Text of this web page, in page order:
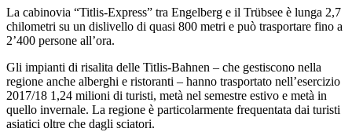
La cabinovia “Titlis-Express” tra Engelberg e il Trübsee è lunga 2,7
chilometri su un dislivello di quasi 800 metri e può trasportare fino a
2’400 persone all’ora.
Gli impianti di risalita delle Titlis-Bahnen – che gestiscono nella
regione anche alberghi e ristoranti – hanno trasportato nell’esercizio
2017/18 1,24 milioni di turisti, metà nel semestre estivo e metà in
quello invernale. La regione è particolarmente frequentata dai turisti
asiatici oltre che dagli sciatori.